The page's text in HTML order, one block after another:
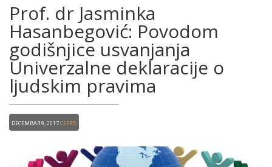
Prof. dr Jasminka
Hasanbegović: Povodom
godišnjice usvanjanja
Univerzalne deklaracije o
ljudskim pravima
Decembar 9, 2017CEPRIS